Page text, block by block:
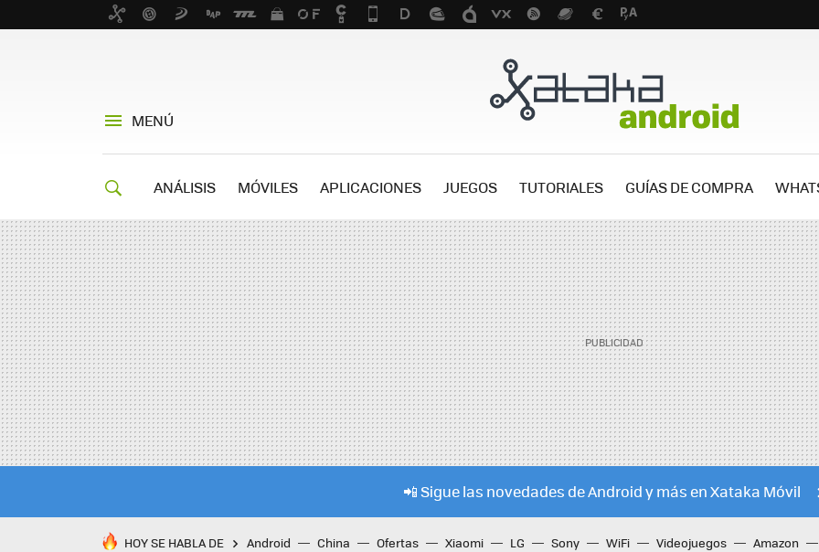
MENÚ
ANÁLISIS MÓVILES APLICACIONES JUEGOS TUTORIALES GUÍAS DE COMPRA
📲 Sigue las novedades de Android y más en Xataka Móvil
HOY SE HABLA DE Android China Ofertas Xiaomi LG Sony WiFi Videojuegos Amazon